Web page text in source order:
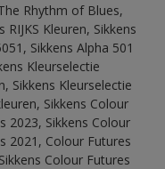
Rhythm of Blues,
Kleuren, Sikkens
Sikkens Alpha 501
Kleurselectie
Sikkens Kleurselectie
Sikkens Colour
2023, Sikkens Colour
2021, Colour Futures
Colour Futures